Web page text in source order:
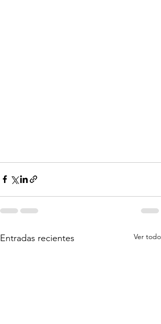
Entradas recientes Ver todo